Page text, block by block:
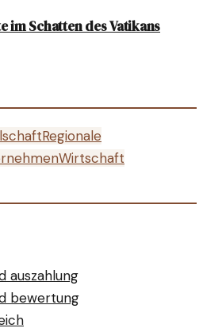
im Schatten des Vatikans
Regionale
Wirtschaft
auszahlung
bewertung